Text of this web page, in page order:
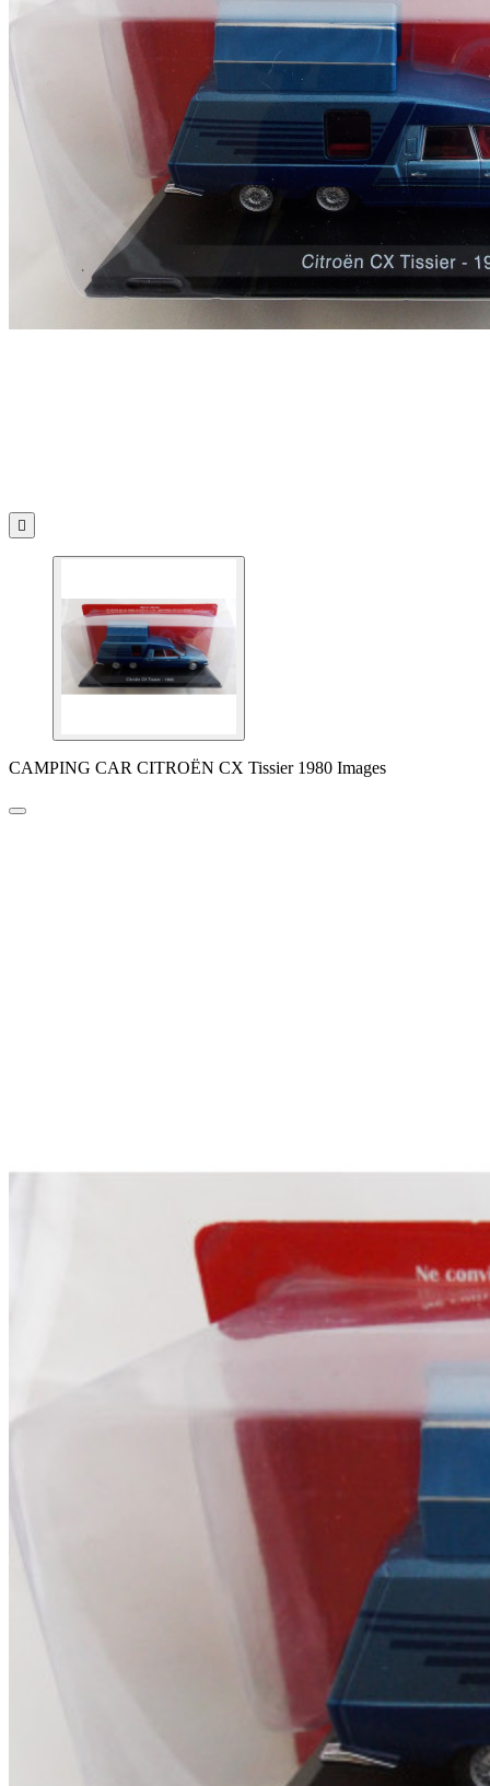

CAMPING CAR CITROËN CX Tissier 1980 Images